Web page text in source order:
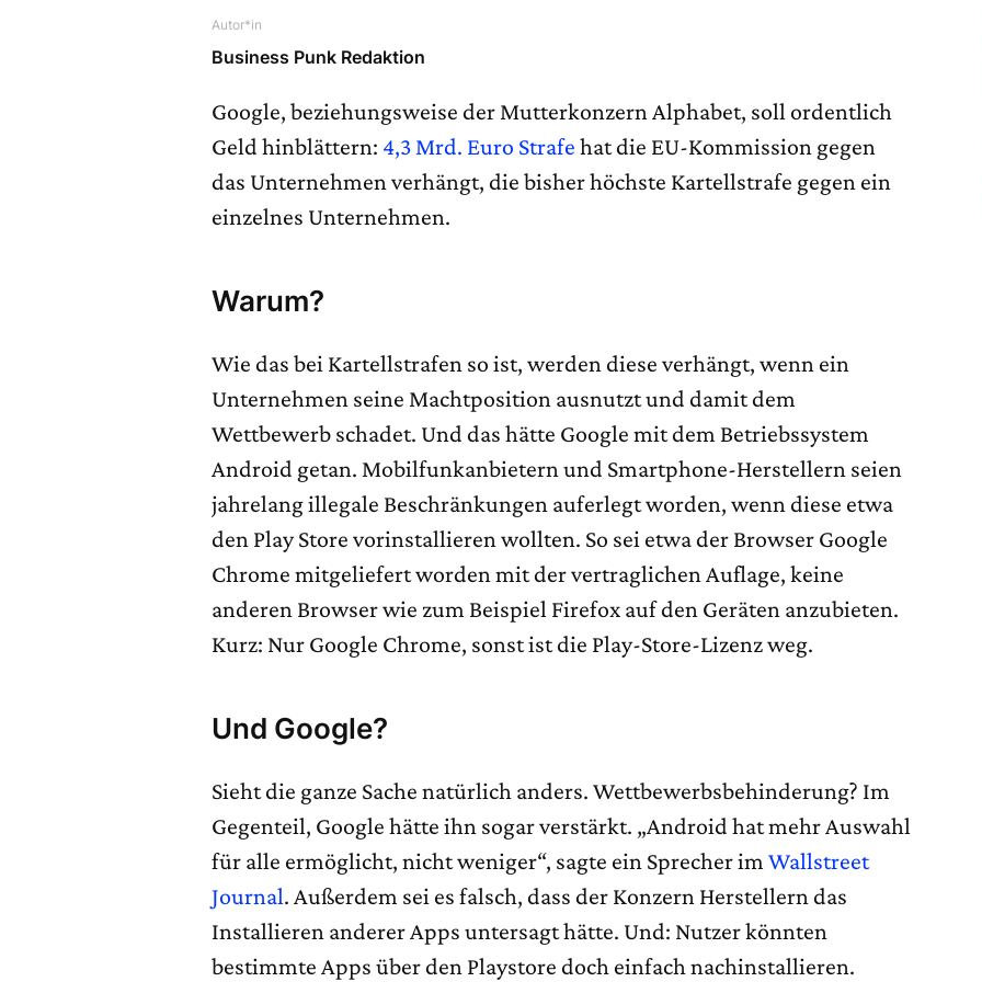
Autor*in
Business Punk Redaktion
Google, beziehungsweise der Mutterkonzern Alphabet, soll ordentlich
Geld hinblättern: 4,3 Mrd. Euro Strafe hat die EU-Kommission gegen
das Unternehmen verhängt, die bisher höchste Kartellstrafe gegen ein
einzelnes Unternehmen.
Warum?
Wie das bei Kartellstrafen so ist, werden diese verhängt, wenn ein
Unternehmen seine Machtposition ausnutzt und damit dem
Wettbewerb schadet. Und das hätte Google mit dem Betriebssystem
Android getan. Mobilfunkanbietern und Smartphone-Herstellern seien
jahrelang illegale Beschränkungen auferlegt worden, wenn diese etwa
den Play Store vorinstallieren wollten. So sei etwa der Browser Google
Chrome mitgeliefert worden mit der vertraglichen Auflage, keine
anderen Browser wie zum Beispiel Firefox auf den Geräten anzubieten.
Kurz: Nur Google Chrome, sonst ist die Play-Store-Lizenz weg.
Und Google?
Sieht die ganze Sache natürlich anders. Wettbewerbsbehinderung? Im
Gegenteil, Google hätte ihn sogar verstärkt. „Android hat mehr Auswahl
für alle ermöglicht, nicht weniger“, sagte ein Sprecher imWallstreet
Journal. Außerdem sei es falsch, dass der Konzern Herstellern das
Installieren anderer Apps untersagt hätte. Und: Nutzer könnten
bestimmte Apps über den Playstore doch einfach nachinstallieren.